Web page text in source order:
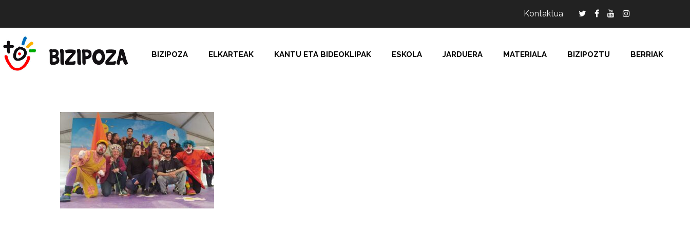
Kontaktua
BIZIPOZA ELKARTEAK KANTU ETA BIDEOKLIPAK ESKOLA JARDUERA MATERIALA BIZIPOZTU BERRIAK